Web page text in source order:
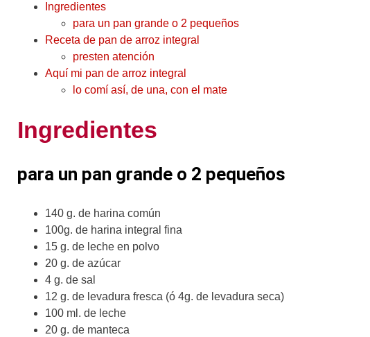
Ingredientes
para un pan grande o 2 pequeños
Receta de pan de arroz integral
presten atención
Aquí mi pan de arroz integral
lo comí así, de una, con el mate
Ingredientes
para un pan grande o 2 pequeños
140 g. de harina común
100g. de harina integral fina
15 g. de leche en polvo
20 g. de azúcar
4 g. de sal
12 g. de levadura fresca (ó 4g. de levadura seca)
100 ml. de leche
20 g. de manteca